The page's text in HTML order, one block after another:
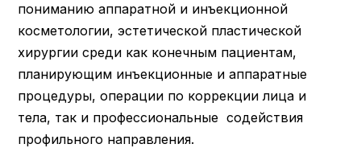
пониманию аппаратной и инъекционной
косметологии, эстетической пластической
хирургии среди как конечным пациентам,
планирующим инъекционные и аппаратные
процедуры, операции по коррекции лица и
тела, так и профессиональные содействия
профильного направления.